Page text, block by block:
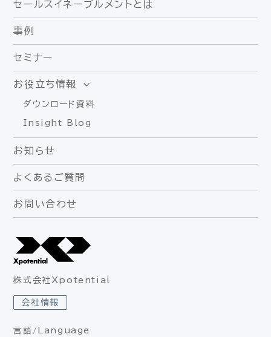
セールスイネーブルメントとは
事例
セミナー
お役立ち情報
ダウンロード資料
Insight Blog
お知らせ
よくあるご質問
お問い合わせ
株式会社Xpotential
会社情報
言語/Language